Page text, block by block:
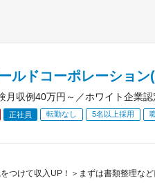
ルドコーポレーショ
月収例40万円～／ホワイト企業
正社員 転勤なし 5名以上採用
をつけて収入UP！＞まずは書類整理な